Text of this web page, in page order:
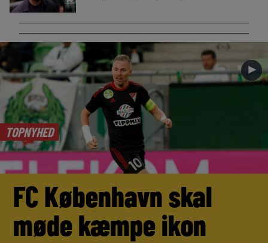
TOPNYHED
►
FC København skal
møde kæmpe ikon